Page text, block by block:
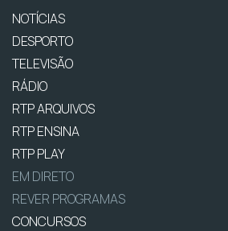
NOTÍCIAS
DESPORTO
TELEVISÃO
RÁDIO
RTP ARQUIVOS
RTP ENSINA
RTP PLAY
EM DIRETO
REVER PROGRAMAS
CONCURSOS